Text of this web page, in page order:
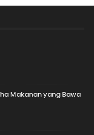
Makanan yang Bawa